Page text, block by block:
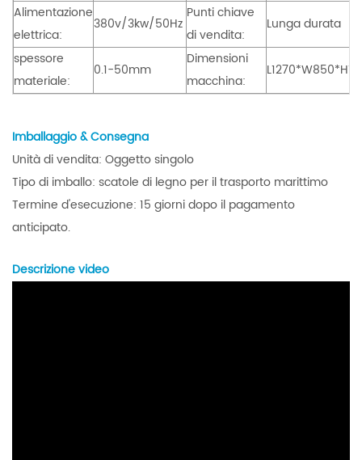
Alimentazione
elettrica:
380v/3kw/50Hz
Punti chiave
di vendita:
Lunga durata
spessore
materiale:
0.1-50mm
Dimensioni
macchina:
Imballaggio & Consegna
Unità di vendita: Oggetto singolo
Tipo di imballo: scatole di legno per il trasporto marittimo
Termine d'esecuzione: 15 giorni dopo il pagamento
anticipato.
Descrizione video